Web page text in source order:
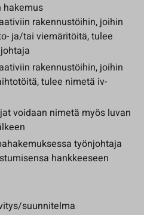
hakemus
rakennustöihin, joihin
ja/tai viemäritöitä, tulee
rakennustöihin, joihin
tulee nimetä iv-
voidaan nimetä myös luvan
työnjohtaja
hankkeeseen
suunnitelma